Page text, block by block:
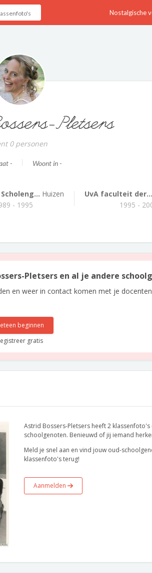
Nostalgische
Pletsers
0 personen
- Woont in -
Huizen
- 1995
UvA faculteit der...
1995 -
Pletsers en al je andere
en weer in contact komen met je
beginnen
gratis
Astrid Bossers-Pletsers heeft 2 klassenfoto's
schoolgenoten. Benieuwd of jij iemand
Meld je snel aan en vind jouw oud-
klassenfoto's terug!
Aanmelden